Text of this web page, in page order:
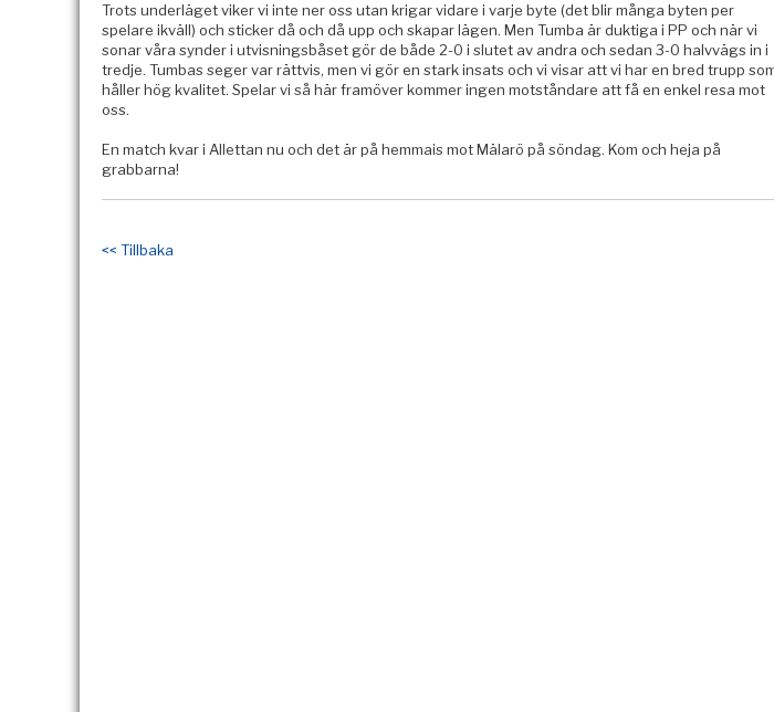
Trots underläget viker vi inte ner oss utan krigar vidare i varje byte (det blir många byten per
spelare ikväll) och sticker då och då upp och skapar lägen. Men Tumba är duktiga i PP och när vi
sonar våra synder i utvisningsbåset gör de både 2-0 i slutet av andra och sedan 3-0 halvvägs in i
tredje. Tumbas seger var rättvis, men vi gör en stark insats och vi visar att vi har en bred trupp
håller hög kvalitet. Spelar vi så här framöver kommer ingen motståndare att få en enkel resa mot
oss.
En match kvar i Allettan nu och det är på hemmais mot Mälarö på söndag. Kom och heja på
grabbarna!
<< Tillbaka